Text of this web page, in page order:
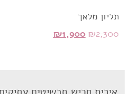
תליון מלאך
₪2,300
המחיר₪1,900
המחיר